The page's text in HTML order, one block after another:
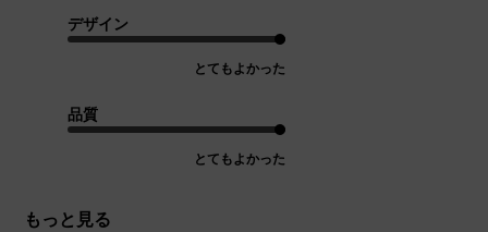
デザイン
とてもよかった
品質
とてもよかった
もっと見る